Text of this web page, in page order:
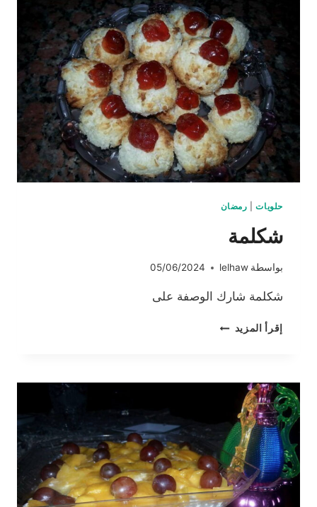
حلويات| رمضان
شكلمة
بواسطة lelhaw
05/06/2024
شكلمة شارك الوصفة على
إقرأ المزيد شكلمة